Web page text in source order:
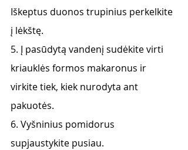
Iškeptus duonos trupinius perkelkite
į lėkštę.
5. Į pasūdytą vandenį sudėkite virti
kriauklės formos makaronus ir
virkite tiek, kiek nurodyta ant
pakuotės.
6. Vyšninius pomidorus
supjaustykite pusiau.